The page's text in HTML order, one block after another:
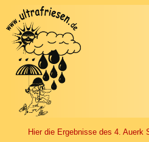
Hier die Ergebnisse des 4. Auerk